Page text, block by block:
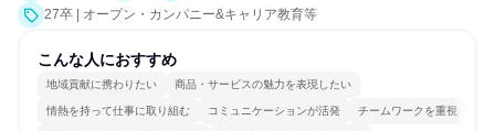
27卒 | オープン・カンパニー&キャリア教育等
こんな人におすすめ
地域貢献に携わりたい 商品・サービスの魅力を表現したい
情熱を持って仕事に取り組む コミュニケーションが活発 チームワークを重視